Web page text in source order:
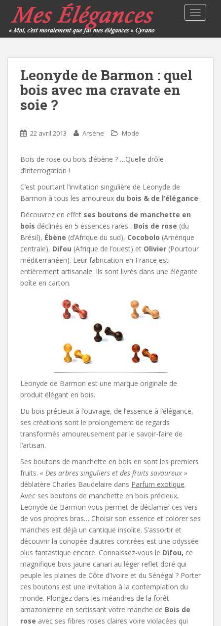
Leonyde de Barmon : quel
bois avec ma cravate en
soie ?
22 avril 2013 Arsène Mode
Bois de rose ou bois d’ébène ? …Quelle drôle
d’interrogation !
C’est pourtant l’invitation singulière de Leonyde de
Barmon à tous les amoureux du bois & de l’élégance.
Découvrez en effet ses boutons de manchette en
bois déclinés en 5 essences rares : Bois de rose (du
Brésil), Ébène (d’Afrique du sud), Cocobolo (Amérique
centrale), Difou (Afrique de l’ouest) et Olivier (Pourtour
méditerranéen). Leur fabrication en France est
entièrement artisanale. Ils sont livrés dans une élégante
boîte en carton.
Leonyde de Barmon est une marque originale de
produit élégant en bois.
Du bois précieux à l’ouvrage, de l’essence à l’élégance,
ses créations sont le prolongement de regards
transformés amoureusement par le savoir-faire de
l’artisan.
Ses boutons de manchette en bois en sont les premiers
fruits. « Des arbres singuliers et des fruits savoureux »
déblatère Charles Baudelaire dans Parfum exotique.
Avec ses boutons de manchette en bois précieux,
Leonyde de Barmon vous permet de déclamer ces vers
de vos propres bras… Choisir son essence et colorer ses
manches est déjà un cantique insolite. S’assortir et
découvrir la conopée d’autres contrées est une odyssée
plus fantastique encore. Connaissez-vous le Difou, ce
magnifique bois jaune canari au léger reflet doré qui
peuple les plaines de Côte d’Ivoire et du Sénégal ? Porter
ces boutons est une invitation à la contemplation du
monde. Plongez dans les méandres de la forêt
amazonienne en sertissant votre manche de Bois de
rose avec ses fibres roses claires voire violacées qui